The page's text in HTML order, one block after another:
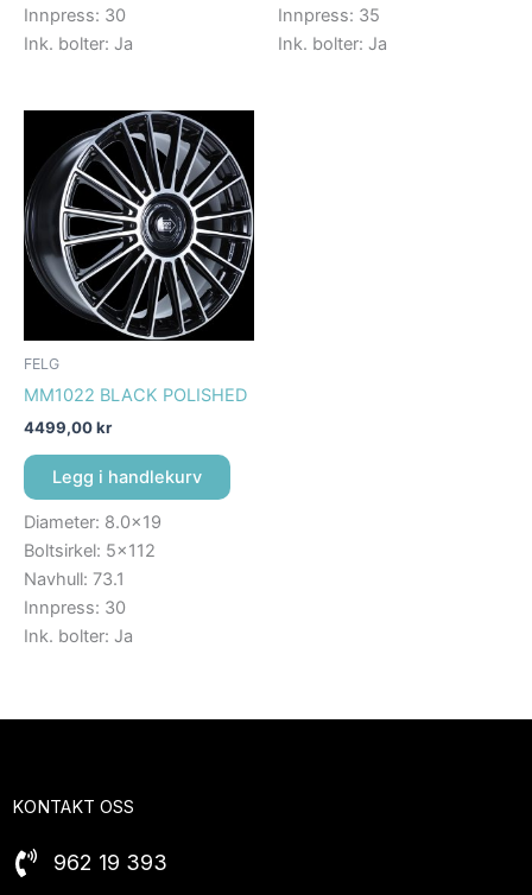
Innpress: 30
Ink. bolter: Ja
Innpress: 35
Ink. bolter: Ja
FELG
MM1022 BLACK POLISHED
4499,00kr
Legg i handlekurv
Diameter: 8.0×19
Boltsirkel: 5×112
Navhull: 73.1
Innpress: 30
Ink. bolter: Ja
KONTAKT OSS
962 19 393